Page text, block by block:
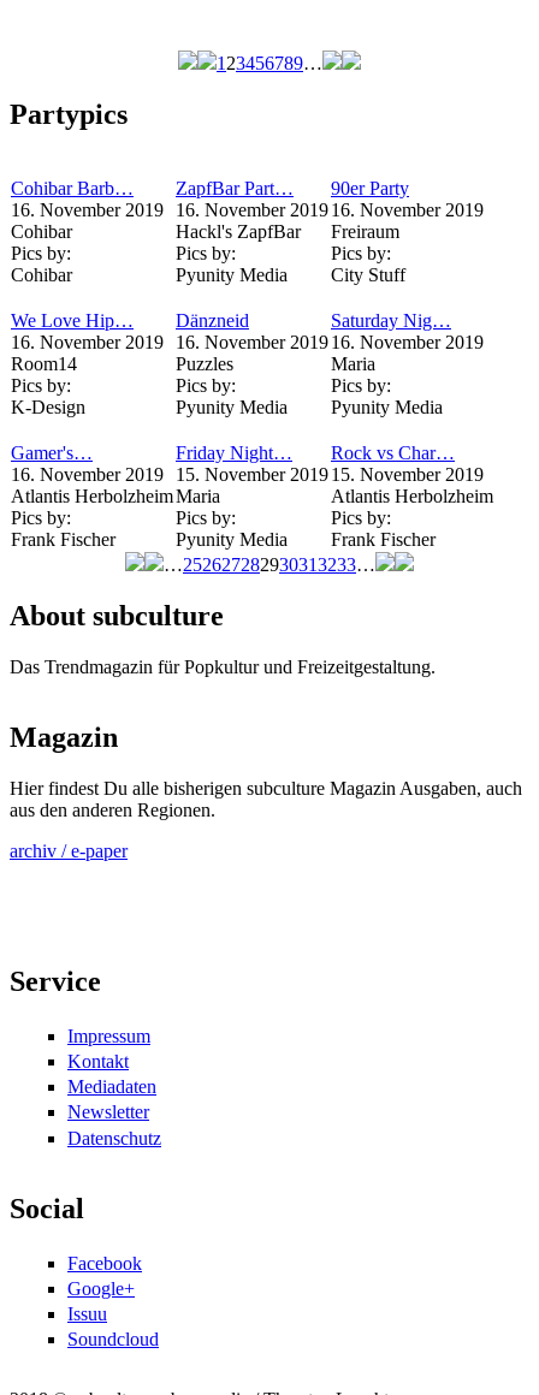
123456789…
Partypics
Cohibar Barb…
16. November 2019
Cohibar
Pics by:
Cohibar
ZapfBar Part…
16. November 2019
Hackl's ZapfBar
Pics by:
Pyunity Media
90er Party
16. November 2019
Freiraum
Pics by:
City Stuff
We Love Hip…
16. November 2019
Room14
Pics by:
K-Design
Dänzneid
16. November 2019
Puzzles
Pics by:
Pyunity Media
Saturday Nig…
16. November 2019
Maria
Pics by:
Pyunity Media
Gamer's…
16. November 2019
Atlantis Herbolzheim
Pics by:
Frank Fischer
Friday Night…
15. November 2019
Maria
Pics by:
Pyunity Media
Rock vs Char…
15. November 2019
Atlantis Herbolzheim
Pics by:
Frank Fischer
…252627282930313233…
About subculture
Das Trendmagazin für Popkultur und Freizeitgestaltung.
Magazin
Hier findest Du alle bisherigen subculture Magazin Ausgaben, auch
aus den anderen Regionen.
archiv / e-paper
Service
Impressum
Kontakt
Mediadaten
Newsletter
Datenschutz
Social
Facebook
Google+
Issuu
Soundcloud